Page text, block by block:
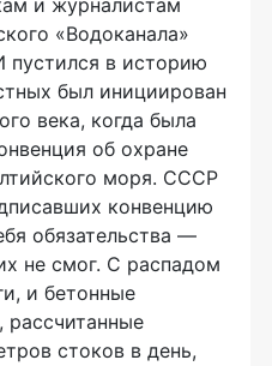
и журналистам
«Водоканала»
в историю
был инициирован
века, когда была
об охране
моря. СССР
конвенцию
обязательства —
не смог. С распадом
и бетонные
рассчитанные
стоков в день,